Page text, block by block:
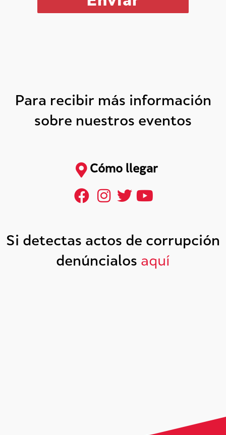
Para recibir más información
sobre nuestros eventos
Cómo llegar
Si detectas actos de corrupción
denúncialos aquí